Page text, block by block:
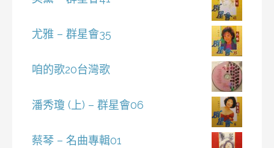
尤雅 – 群星會35
咱的歌20台灣歌
潘秀瓊 (上) – 群星會06
蔡琴 – 名曲專輯01